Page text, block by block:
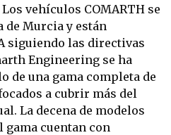
vehículos COMARTH se
de Murcia y están
siguiendo las directivas
Engineering se ha
de una gama completa de
a cubrir más del
La decena de modelos
gama cuentan con